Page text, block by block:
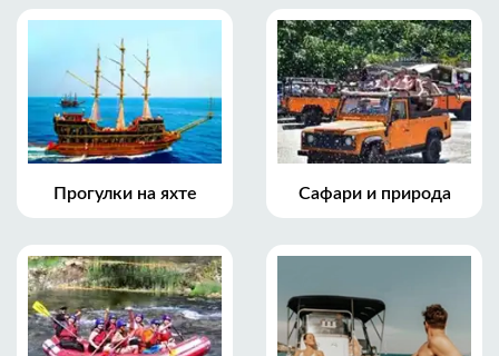
Прогулки на яхте Сафари и природа